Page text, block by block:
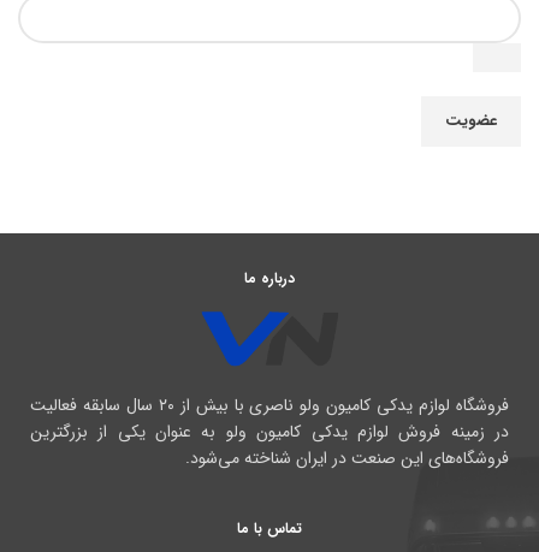
عضویت
درباره ما
فروشگاه لوازم یدکی کامیون ولو ناصری با بیش از ۲۰ سال سابقه فعالیت
در زمینه فروش لوازم یدکی کامیون ولو به عنوان یکی از بزرگترین
فروشگاه‌های این صنعت در ایران شناخته می‌شود.
تماس با ما